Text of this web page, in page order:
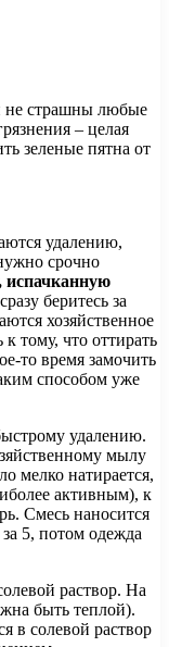
не страшны любые
– целая
зеленые пятна от
удалению,
срочно
испачканную
беритесь за
хозяйственное
тому, что оттирать
то время замочить
способом уже
удалению.
мылу
мелко натирается,
активным), к
Смесь наносится
5, потом одежда
раствор. На
быть теплой).
в солевой раствор